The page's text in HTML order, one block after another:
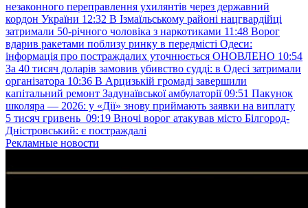
незаконного переправлення ухилянтів через державний
кордон України 12:32 В Ізмаїльському районі нацгвардійці
затримали 50-річного чоловіка з наркотиками 11:48 Ворог
вдарив ракетами поблизу ринку в передмісті Одеси:
інформація про постраждалих уточнюється ОНОВЛЕНО 10:54
За 40 тисяч доларів замовив убивство судді: в Одесі затримали
організатора 10:36 В Арцизькій громаді завершили
капітальний ремонт Задунаївської амбулаторії 09:51 Пакунок
школяра — 2026: у «Дії» знову приймають заявки на виплату
5 тисяч гривень 09:19 Вночі ворог атакував місто Білгород-
Дністровський: є постраждалі
Рекламные новости